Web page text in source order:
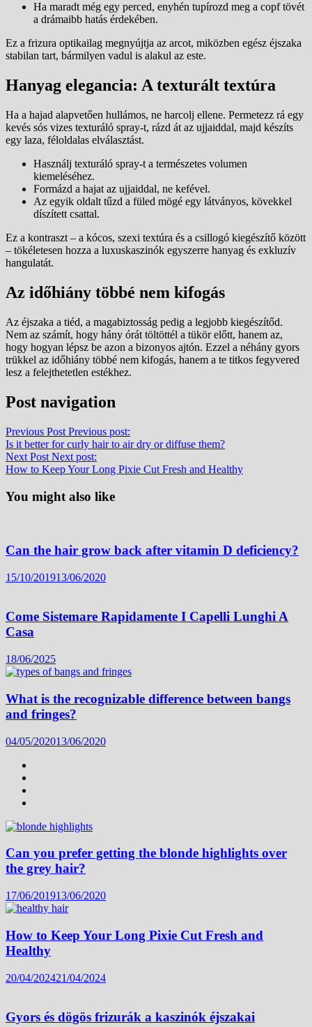
Ha maradt még egy perced, enyhén tupírozd meg a copf tövét
a drámaibb hatás érdekében.
Ez a frizura optikailag megnyújtja az arcot, miközben egész éjszaka
stabilan tart, bármilyen vadul is alakul az este.
Hanyag elegancia: A texturált textúra
Ha a hajad alapvetően hullámos, ne harcolj ellene. Permetezz rá egy
kevés sós vizes texturáló spray-t, rázd át az ujjaiddal, majd készíts
egy laza, féloldalas elválasztást.
Használj texturáló spray-t a természetes volumen
kiemeléséhez.
Formázd a hajat az ujjaiddal, ne kefével.
Az egyik oldalt tűzd a füled mögé egy látványos, kövekkel
díszített csattal.
Ez a kontraszt – a kócos, szexi textúra és a csillogó kiegészítő között
– tökéletesen hozza a luxuskaszinók egyszerre hanyag és exkluzív
hangulatát.
Az időhiány többé nem kifogás
Az éjszaka a tiéd, a magabiztosság pedig a legjobb kiegészítőd.
Nem az számít, hogy hány órát töltöttél a tükör előtt, hanem az,
hogy hogyan lépsz be azon a bizonyos ajtón. Ezzel a néhány gyors
trükkel az időhiány többé nem kifogás, hanem a te titkos fegyvered
lesz a felejthetetlen estékhez.
Post navigation
Previous Post Previous post:
Is it better for curly hair to air dry or diffuse them?
Next Post Next post:
How to Keep Your Long Pixie Cut Fresh and Healthy
You might also like
Can the hair grow back after vitamin D deficiency?
15/10/201913/06/2020
Come Sistemare Rapidamente I Capelli Lunghi A
Casa
18/06/2025
What is the recognizable difference between bangs
and fringes?
04/05/202013/06/2020
Can you prefer getting the blonde highlights over
the grey hair?
17/06/201913/06/2020
How to Keep Your Long Pixie Cut Fresh and
Healthy
20/04/202421/04/2024
Gyors és dögös frizurák a kaszinók éjszakai